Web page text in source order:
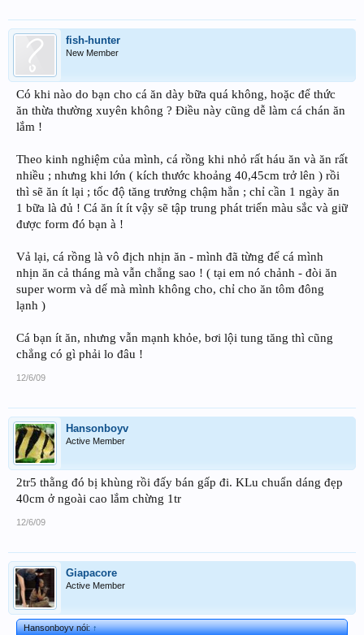
fish-hunter
New Member
Có khi nào do bạn cho cá ăn dày bữa quá không, hoặc để thức
ăn thừa thường xuyên không ? Điều này cũng dễ làm cá chán ăn
lắm !
Theo kinh nghiệm của mình, cá rồng khi nhỏ rất háu ăn và ăn rất
nhiều ; nhưng khi lớn ( kích thước khoảng 40,45cm trở lên ) rồi
thì sẽ ăn ít lại ; tốc độ tăng trưởng chậm hẳn ; chỉ cần 1 ngày ăn
1 bữa là đủ ! Cá ăn ít ít vậy sẽ tập trung phát triển màu sắc và giữ
được form đó bạn à !
Vả lại, cá rồng là vô địch nhịn ăn - mình đã từng để cá mình
nhịn ăn cả tháng mà vẫn chẳng sao ! ( tại em nó chảnh - đòi ăn
super worm và dế mà mình không cho, chỉ cho ăn tôm đông
lạnh )
Cá bạn ít ăn, nhưng vẫn mạnh khỏe, bơi lội tung tăng thì cũng
chẳng có gì phải lo đâu !
12/6/09
Hansonboyv
Active Member
2tr5 thằng đó bị khùng rồi đấy bán gấp đi. KLu chuẩn dáng đẹp
40cm ở ngoài cao lắm chừng 1tr
12/6/09
Giapacore
Active Member
Hansonboyv nói:↑